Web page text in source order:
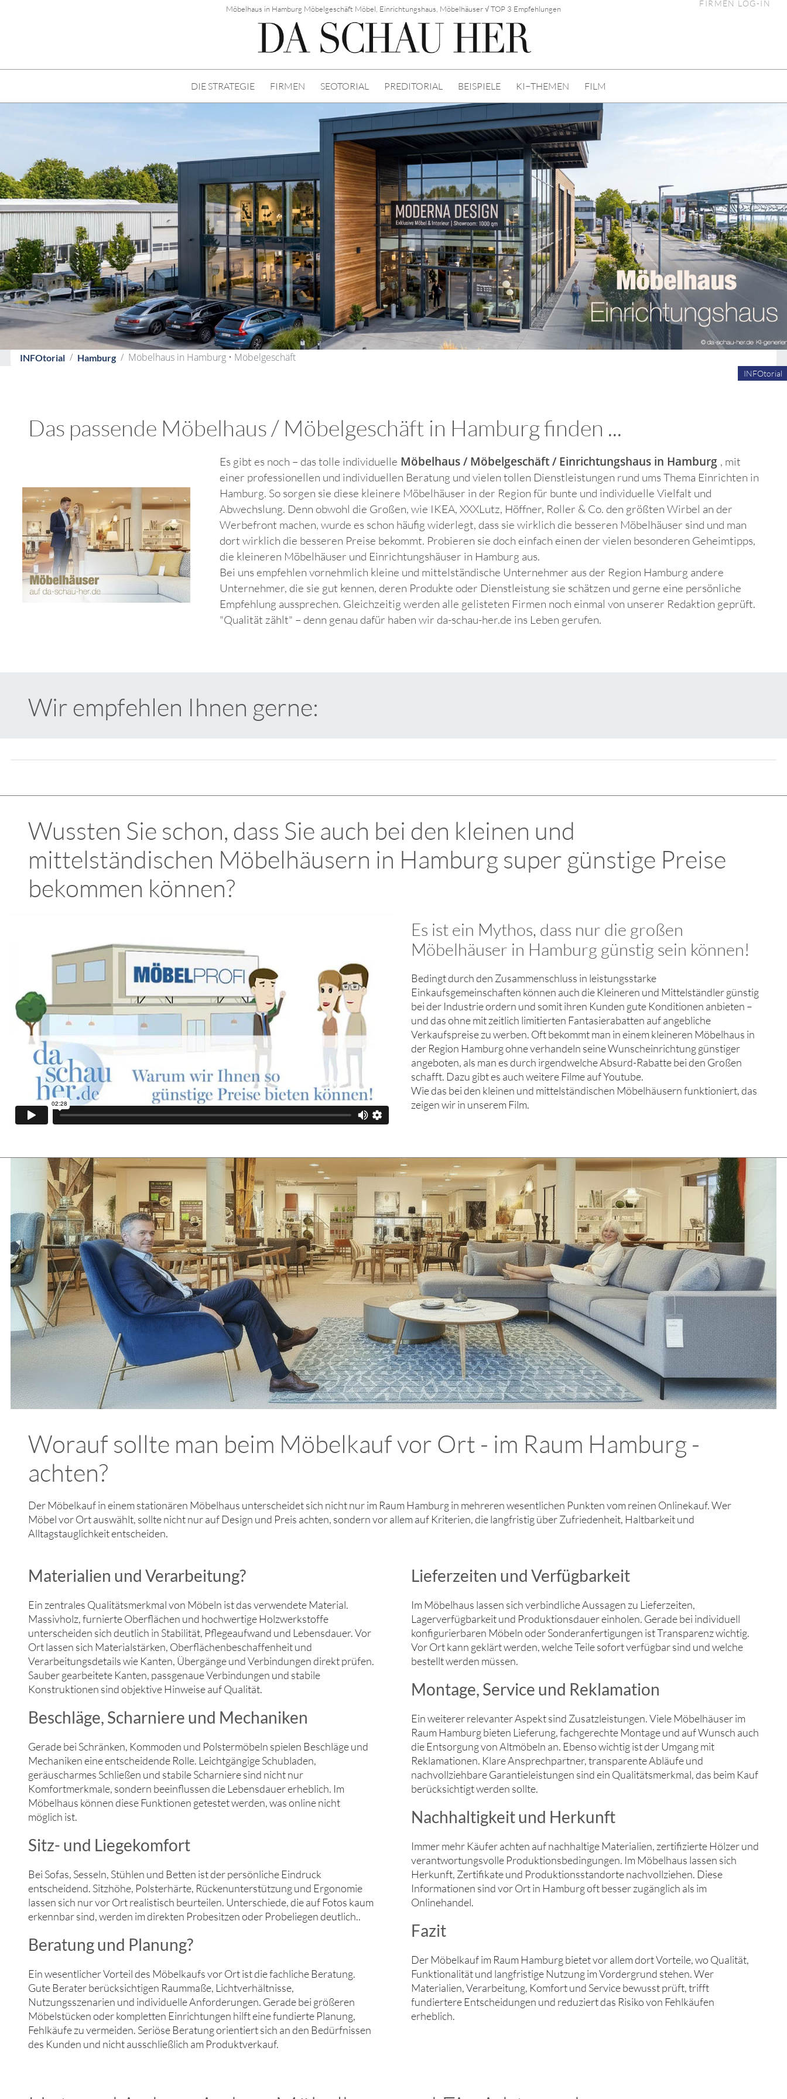
Möbelhaus in Hamburg Möbelgeschäft Möbel, Einrichtungshaus, Möbelhäuser √ TOP 3 Empfehlungen
FIRMEN LOG-IN
DIE STRATEGIE FIRMEN SEOTORIAL PREDITORIAL BEISPIELE KI−THEMEN FILM
INFOtorial Hamburg Möbelhaus in Hamburg • Möbelgeschäft
INFOtorial
Das passende Möbelhaus / Möbelgeschäft in Hamburg finden ...
Es gibt es noch – das tolle individuelle Möbelhaus / Möbelgeschäft / Einrichtungshaus in Hamburg , mit
einer professionellen und individuellen Beratung und vielen tollen Dienstleistungen rund ums Thema Einrichten in
Hamburg. So sorgen sie diese kleinere Möbelhäuser in der Region für bunte und individuelle Vielfalt und
Abwechslung. Denn obwohl die Großen, wie IKEA, XXXLutz, Höffner, Roller & Co. den größten Wirbel an der
Werbefront machen, wurde es schon häufig widerlegt, dass sie wirklich die besseren Möbelhäuser sind und man
dort wirklich die besseren Preise bekommt. Probieren sie doch einfach einen der vielen besonderen Geheimtipps,
die kleineren Möbelhäuser und Einrichtungshäuser in Hamburg aus.
Bei uns empfehlen vornehmlich kleine und mittelständische Unternehmer aus der Region Hamburg andere
Unternehmer, die sie gut kennen, deren Produkte oder Dienstleistung sie schätzen und gerne eine persönliche
Empfehlung aussprechen. Gleichzeitig werden alle gelisteten Firmen noch einmal von unserer Redaktion geprüft.
"Qualität zählt" – denn genau dafür haben wir da-schau-her.de ins Leben gerufen.
Wir empfehlen Ihnen gerne:
Wussten Sie schon, dass Sie auch bei den kleinen und
mittelständischen Möbelhäusern in Hamburg super günstige Preise
bekommen können?
Es ist ein Mythos, dass nur die großen
Möbelhäuser in Hamburg günstig sein können!
Bedingt durch den Zusammenschluss in leistungsstarke
Einkaufsgemeinschaften können auch die Kleineren und Mittelständler günstig
bei der Industrie ordern und somit ihren Kunden gute Konditionen anbieten –
und das ohne mit zeitlich limitierten Fantasierabatten auf angebliche
Verkaufspreise zu werben. Oft bekommt man in einem kleineren Möbelhaus in
der Region Hamburg ohne verhandeln seine Wunscheinrichtung günstiger
angeboten, als man es durch irgendwelche Absurd-Rabatte bei den Großen
schafft. Dazu gibt es auch weitere Filme auf Youtube.
Wie das bei den kleinen und mittelständischen Möbelhäusern funktioniert, das
zeigen wir in unserem Film.
Worauf sollte man beim Möbelkauf vor Ort - im Raum Hamburg -
achten?
Der Möbelkauf in einem stationären Möbelhaus unterscheidet sich nicht nur im Raum Hamburg in mehreren wesentlichen Punkten vom reinen Onlinekauf. Wer
Möbel vor Ort auswählt, sollte nicht nur auf Design und Preis achten, sondern vor allem auf Kriterien, die langfristig über Zufriedenheit, Haltbarkeit und
Alltagstauglichkeit entscheiden.
Materialien und Verarbeitung?
Ein zentrales Qualitätsmerkmal von Möbeln ist das verwendete Material.
Massivholz, furnierte Oberflächen und hochwertige Holzwerkstoffe
unterscheiden sich deutlich in Stabilität, Pflegeaufwand und Lebensdauer. Vor
Ort lassen sich Materialstärken, Oberflächenbeschaffenheit und
Verarbeitungsdetails wie Kanten, Übergänge und Verbindungen direkt prüfen.
Sauber gearbeitete Kanten, passgenaue Verbindungen und stabile
Konstruktionen sind objektive Hinweise auf Qualität.
Beschläge, Scharniere und Mechaniken
Gerade bei Schränken, Kommoden und Polstermöbeln spielen Beschläge und
Mechaniken eine entscheidende Rolle. Leichtgängige Schubladen,
geräuscharmes Schließen und stabile Scharniere sind nicht nur
Komfortmerkmale, sondern beeinflussen die Lebensdauer erheblich. Im
Möbelhaus können diese Funktionen getestet werden, was online nicht
möglich ist.
Sitz- und Liegekomfort
Bei Sofas, Sesseln, Stühlen und Betten ist der persönliche Eindruck
entscheidend. Sitzhöhe, Polsterhärte, Rückenunterstützung und Ergonomie
lassen sich nur vor Ort realistisch beurteilen. Unterschiede, die auf Fotos kaum
erkennbar sind, werden im direkten Probesitzen oder Probeliegen deutlich..
Beratung und Planung?
Ein wesentlicher Vorteil des Möbelkaufs vor Ort ist die fachliche Beratung.
Gute Berater berücksichtigen Raummaße, Lichtverhältnisse,
Nutzungsszenarien und individuelle Anforderungen. Gerade bei größeren
Möbelstücken oder kompletten Einrichtungen hilft eine fundierte Planung,
Fehlkäufe zu vermeiden. Seriöse Beratung orientiert sich an den Bedürfnissen
des Kunden und nicht ausschließlich am Produktverkauf.
Lieferzeiten und Verfügbarkeit
Im Möbelhaus lassen sich verbindliche Aussagen zu Lieferzeiten,
Lagerverfügbarkeit und Produktionsdauer einholen. Gerade bei individuell
konfigurierbaren Möbeln oder Sonderanfertigungen ist Transparenz wichtig.
Vor Ort kann geklärt werden, welche Teile sofort verfügbar sind und welche
bestellt werden müssen.
Montage, Service und Reklamation
Ein weiterer relevanter Aspekt sind Zusatzleistungen. Viele Möbelhäuser im
Raum Hamburg bieten Lieferung, fachgerechte Montage und auf Wunsch auch
die Entsorgung von Altmöbeln an. Ebenso wichtig ist der Umgang mit
Reklamationen. Klare Ansprechpartner, transparente Abläufe und
nachvollziehbare Garantieleistungen sind ein Qualitätsmerkmal, das beim Kauf
berücksichtigt werden sollte.
Nachhaltigkeit und Herkunft
Immer mehr Käufer achten auf nachhaltige Materialien, zertifizierte Hölzer und
verantwortungsvolle Produktionsbedingungen. Im Möbelhaus lassen sich
Herkunft, Zertifikate und Produktionsstandorte nachvollziehen. Diese
Informationen sind vor Ort in Hamburg oft besser zugänglich als im
Onlinehandel.
Fazit
Der Möbelkauf im Raum Hamburg bietet vor allem dort Vorteile, wo Qualität,
Funktionalität und langfristige Nutzung im Vordergrund stehen. Wer
Materialien, Verarbeitung, Komfort und Service bewusst prüft, trifft
fundiertere Entscheidungen und reduziert das Risiko von Fehlkäufen
erheblich.